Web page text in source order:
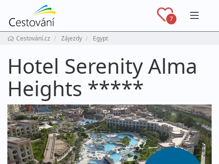
7
Cestování.cz Zájezdy Egypt
Hotel Serenity Alma
Heights *****